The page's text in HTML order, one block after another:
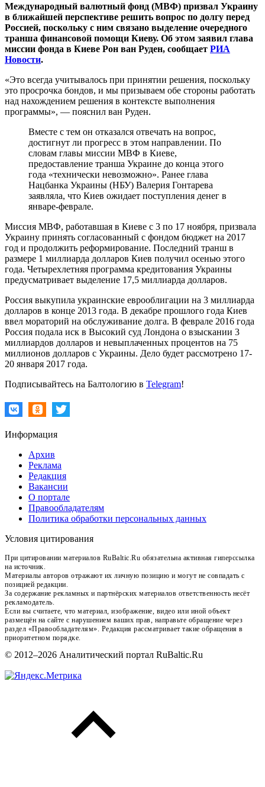
Международный валютный фонд (МВФ) призвал Украину
в ближайшей перспективе решить вопрос по долгу перед
Россией, поскольку с ним связано выделение очередного
транша финансовой помощи Киеву. Об этом заявил глава
миссии фонда в Киеве Рон ван Руден, сообщает РИА
Новости.
«Это всегда учитывалось при принятии решения, поскольку
это просрочка бондов, и мы призываем обе стороны работать
над нахождением решения в контексте выполнения
программы», — пояснил ван Руден.
Вместе с тем он отказался отвечать на вопрос,
достигнут ли прогресс в этом направлении. По
словам главы миссии МВФ в Киеве,
предоставление транша Украине до конца этого
года «технически невозможно». Ранее глава
Нацбанка Украины (НБУ) Валерия Гонтарева
заявляла, что Киев ожидает поступления денег в
январе-феврале.
Миссия МВФ, работавшая в Киеве с 3 по 17 ноября, призвала
Украину принять согласованный с фондом бюджет на 2017
год и продолжить реформирование. Последний транш в
размере 1 миллиарда долларов Киев получил осенью этого
года. Четырехлетняя программа кредитования Украины
предусматривает выделение 17,5 миллиарда долларов.
Россия выкупила украинские еврооблигации на 3 миллиарда
долларов в конце 2013 года. В декабре прошлого года Киев
ввел мораторий на обслуживание долга. В феврале 2016 года
Россия подала иск в Высокий суд Лондона о взыскании 3
миллиардов долларов и невыплаченных процентов на 75
миллионов долларов с Украины. Дело будет рассмотрено 17-
20 января 2017 года.
Подписывайтесь на Балтологию в Telegram!
Информация
Архив
Реклама
Редакция
Вакансии
О портале
Правообладателям
Политика обработки персональных данных
Условия цитирования
При цитировании материалов RuBaltic.Ru обязательна активная гиперссылка
на источник.
Материалы авторов отражают их личную позицию и могут не совпадать с
позицией редакции.
За содержание рекламных и партнёрских материалов ответственность несёт
рекламодатель.
Если вы считаете, что материал, изображение, видео или иной объект
размещён на сайте с нарушением ваших прав, направьте обращение через
раздел «Правообладателям». Редакция рассматривает такие обращения в
приоритетном порядке.
© 2012–2026 Аналитический портал RuBaltic.Ru